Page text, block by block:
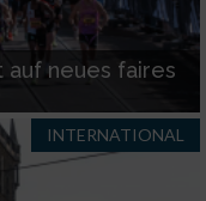
auf neues faires
INTERNATIONAL